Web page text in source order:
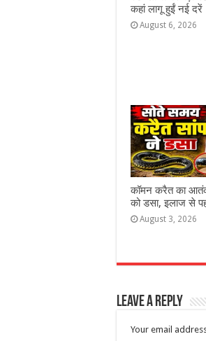
कहां लागू हुईं नई दरें
August 6, 2026
कॉमन करैत का
को डसा, इलाज से
August 3, 2026
Leave a Reply
Your email